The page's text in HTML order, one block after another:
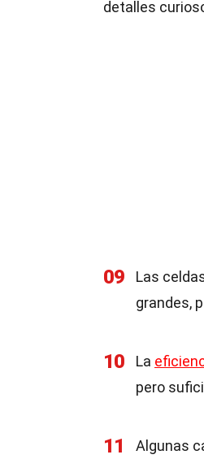
detalles
09
Las
grandes,
10 La
pero
11
Algunas